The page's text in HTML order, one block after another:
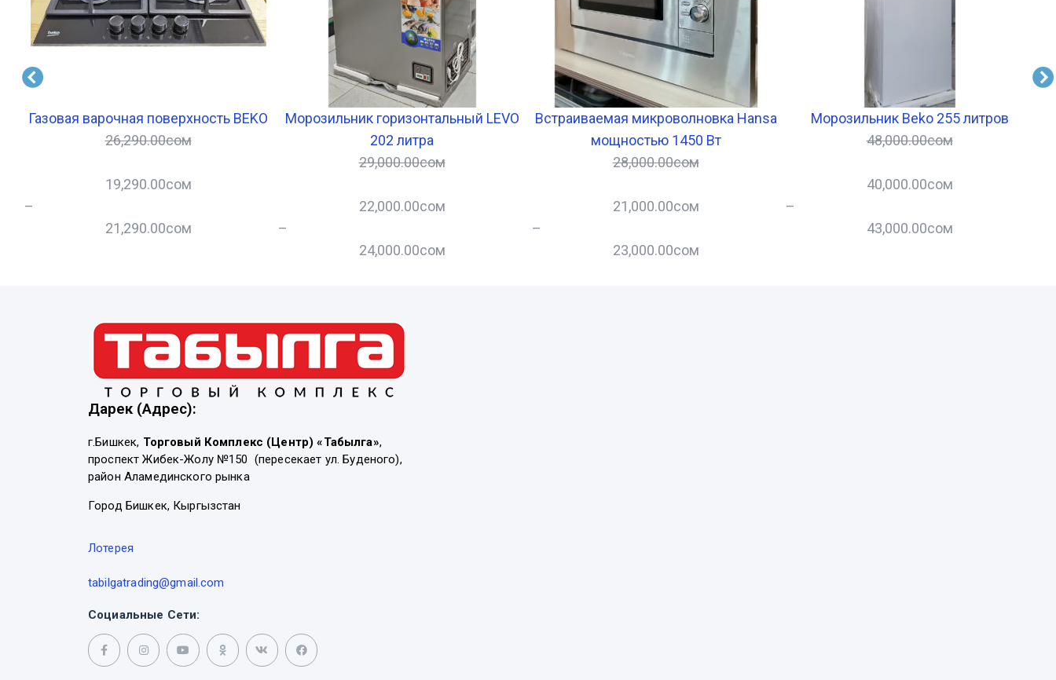
Газовая варочная поверхность BEKO
26,290.00сом
19,290.00сом
–
21,290.00сом
Морозильник горизонтальный LEVO
202 литра
29,000.00сом
22,000.00сом
–
24,000.00сом
Встраиваемая микроволновка Hansa
мощностью 1450 Вт
28,000.00сом
21,000.00сом
–
23,000.00сом
Морозильник Beko 255 литров
48,000.00сом
40,000.00сом
–
43,000.00сом
Дарек (Адрес):
г.Бишкек, Торговый Комплекс (Центр) «Табылга»,
проспект Жибек-Жолу №150 (пересекает ул. Буденого),
район Аламединского рынка
Город Бишкек, Кыргызстан
Лотерея
tabilgatrading@gmail.com
Социальные Сети: